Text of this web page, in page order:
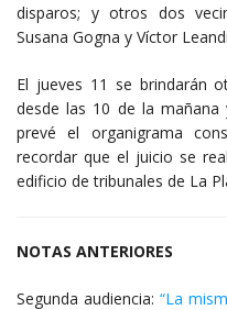
disparos; y otros dos
Susana Gogna y Víctor
El jueves 11 se brindarán
desde las 10 de la
prevé el organigrama
recordar que el juicio se
edificio de tribunales de La
NOTAS ANTERIORES
Segunda audiencia: “La